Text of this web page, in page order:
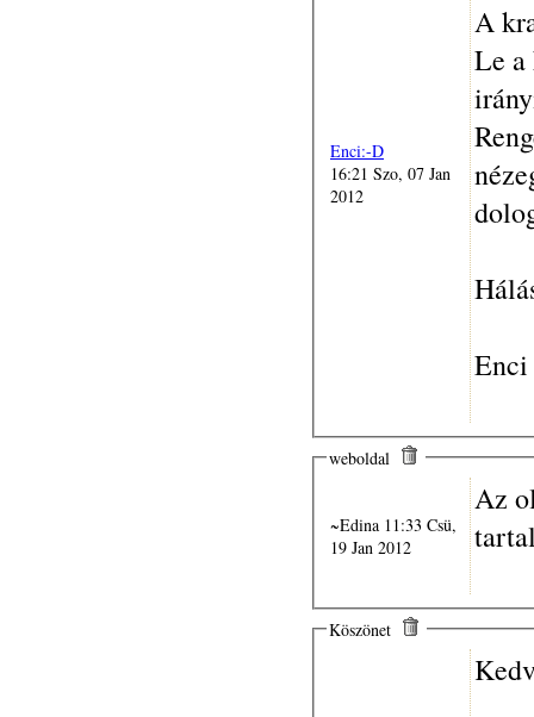
Enci:-D
16:21 Szo, 07 Jan
2012
A
Le
Enci
weboldal
~Edina 11:33 Csü,
19 Jan 2012
Az
Köszönet